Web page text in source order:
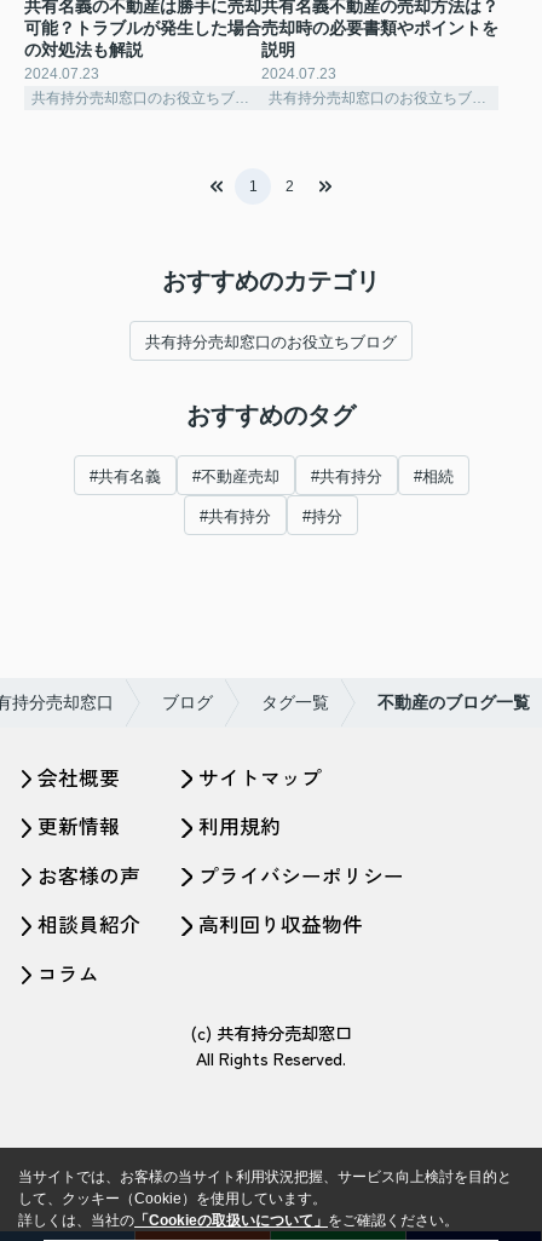
共有名義の不動産は勝手に売却
可能？トラブルが発生した場合
の対処法も解説
2024.07.23
共有持分売却窓口のお役立ちブログ
共有名義不動産の売却方法は？
売却時の必要書類やポイントを
説明
2024.07.23
共有持分売却窓口のお役立ちブログ
1 2
おすすめのカテゴリ
共有持分売却窓口のお役立ちブログ
おすすめのタグ
#共有名義 #不動産売却 #共有持分 #相続
#共有持分 #持分
持分売却窓口 ブログ タグ一覧 不動産のブログ一覧
会社概要
更新情報
お客様の声
相談員紹介
コラム
サイトマップ
利用規約
プライバシーポリシー
高利回り収益物件
(c) 共有持分売却窓口
All Rights Reserved.
当サイトでは、お客様の当サイト利用状況把握、サービス向上検討を目的と
して、クッキー（Cookie）を使用しています。
詳しくは、当社の 「Cookieの取扱いについて」 をご確認ください。